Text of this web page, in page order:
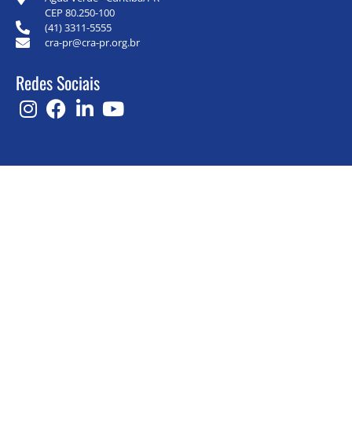
CEP 80.250-100
(41) 3311-5555
cra-pr@cra-pr.org.br
Redes Sociais